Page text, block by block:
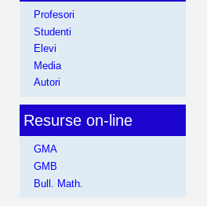
Profesori
Studenti
Elevi
Media
Autori
Resurse on-line
GMA
GMB
Bull. Math.